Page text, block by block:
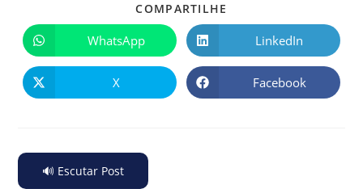
COMPARTILHE
WhatsApp LinkedIn
X Facebook
🔊 Escutar Post